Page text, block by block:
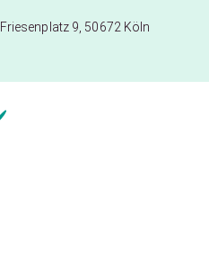
Friesenplatz 9, 50672 Köln